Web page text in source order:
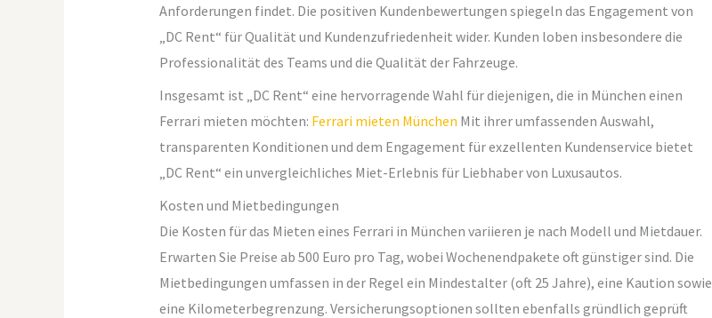
Anforderungen findet. Die positiven Kundenbewertungen spiegeln das Engagement von
„DC Rent“ für Qualität und Kundenzufriedenheit wider. Kunden loben insbesondere die
Professionalität des Teams und die Qualität der Fahrzeuge.
Insgesamt ist „DC Rent“ eine hervorragende Wahl für diejenigen, die in München einen
Ferrari mieten möchten: Ferrari mieten München Mit ihrer umfassenden Auswahl,
transparenten Konditionen und dem Engagement für exzellenten Kundenservice bietet
„DC Rent“ ein unvergleichliches Miet-Erlebnis für Liebhaber von Luxusautos.
Kosten und Mietbedingungen
Die Kosten für das Mieten eines Ferrari in München variieren je nach Modell und Mietdauer.
Erwarten Sie Preise ab 500 Euro pro Tag, wobei Wochenendpakete oft günstiger sind. Die
Mietbedingungen umfassen in der Regel ein Mindestalter (oft 25 Jahre), eine Kaution sowie
eine Kilometerbegrenzung. Versicherungsoptionen sollten ebenfalls gründlich geprüft